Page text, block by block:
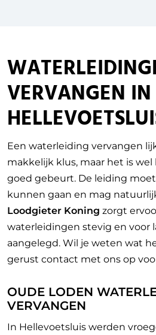
VERVANGEN IN
Een waterleiding vervangen
makkelijk klus, maar het is
goed gebeurt. De leiding
kunnen gaan en mag
Loodgieter Koning zorgt
waterleidingen stevig en voor
aangelegd. Wil je weten wat
gerust contact met ons op
OUDE LODEN
VERVANGEN
In Hellevoetsluis werden